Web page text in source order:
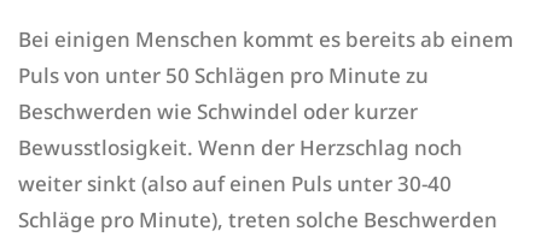
Bei einigen Menschen kommt es bereits ab einem
Puls von unter 50 Schlägen pro Minute zu
Beschwerden wie Schwindel oder kurzer
Bewusstlosigkeit. Wenn der Herzschlag noch
weiter sinkt (also auf einen Puls unter 30-40
Schläge pro Minute), treten solche Beschwerden